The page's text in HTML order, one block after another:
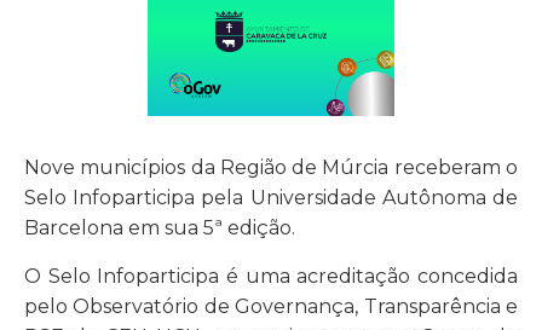
Nove municípios da Região de Múrcia receberam o
Selo Infoparticipa pela Universidade Autônoma de
Barcelona em sua 5ª edição.
O Selo Infoparticipa é uma acreditação concedida
pelo Observatório de Governança, Transparência e